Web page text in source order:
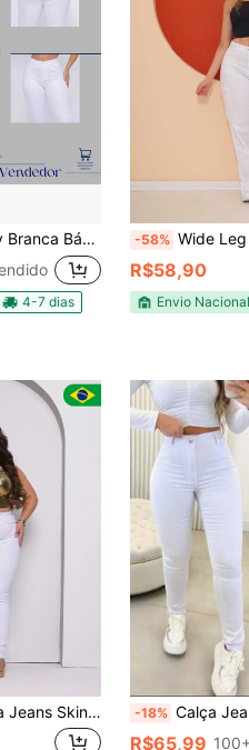
Cintura Alta Modelo Levanta Bumbum
4-7 dias
-58% Wide
R$58,90
Envio Nacional
Premium Conforto White Feminino Moda Fashion Odontologia Enfermagem Clínica Hospital Medicina -18% Calça Jeans Skinny
R$65,99